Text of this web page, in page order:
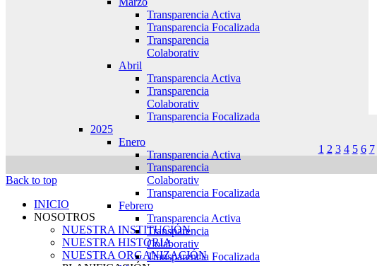
Transparencia Activa
Transparencia Focalizada
Transparencia
Colaborativ
Abril
Transparencia Activa
Transparencia
Colaborativ
Transparencia Focalizada
2025
Enero
Transparencia Activa
Transparencia
Colaborativ
Transparencia Focalizada
Febrero
Transparencia Activa
Transparencia
Colaborativ
Transparencia Focalizada
1 2 3 4 5 6 7
Back to top
INICIO
NOSOTROS
NUESTRA INSTITUCIÓN
NUESTRA HISTORIA
NUESTRA ORGANIZACIÓN